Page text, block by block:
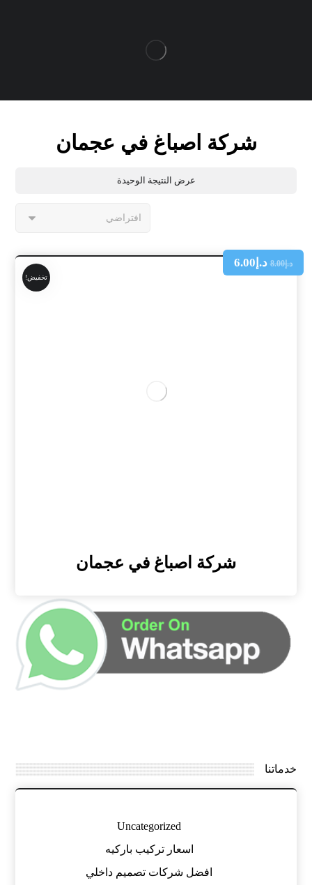
شركة اصباغ في عجمان
عرض النتيجة الوحيدة
تخفيض!
شركة اصباغ في عجمان
د.إ8.00 د.إ 6.00
خدماتنا
Uncategorized
اسعار تركيب باركيه
افضل شركات تصميم داخلي